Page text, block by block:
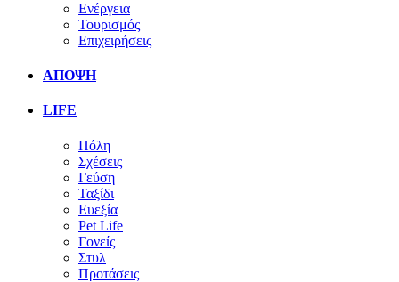
Ενέργεια
Τουρισμός
Επιχειρήσεις
ΑΠΟΨΗ
LIFE
Πόλη
Σχέσεις
Γεύση
Ταξίδι
Ευεξία
Pet Life
Γονείς
Στυλ
Προτάσεις